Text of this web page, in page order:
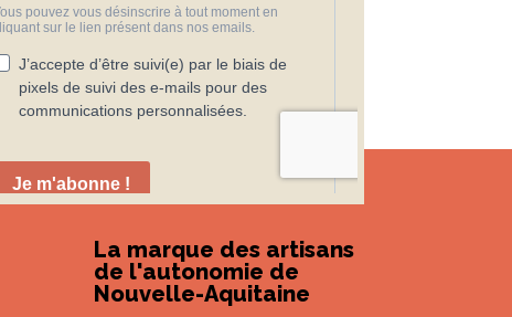
La marque des artisans
de l'autonomie de
Nouvelle-Aquitaine